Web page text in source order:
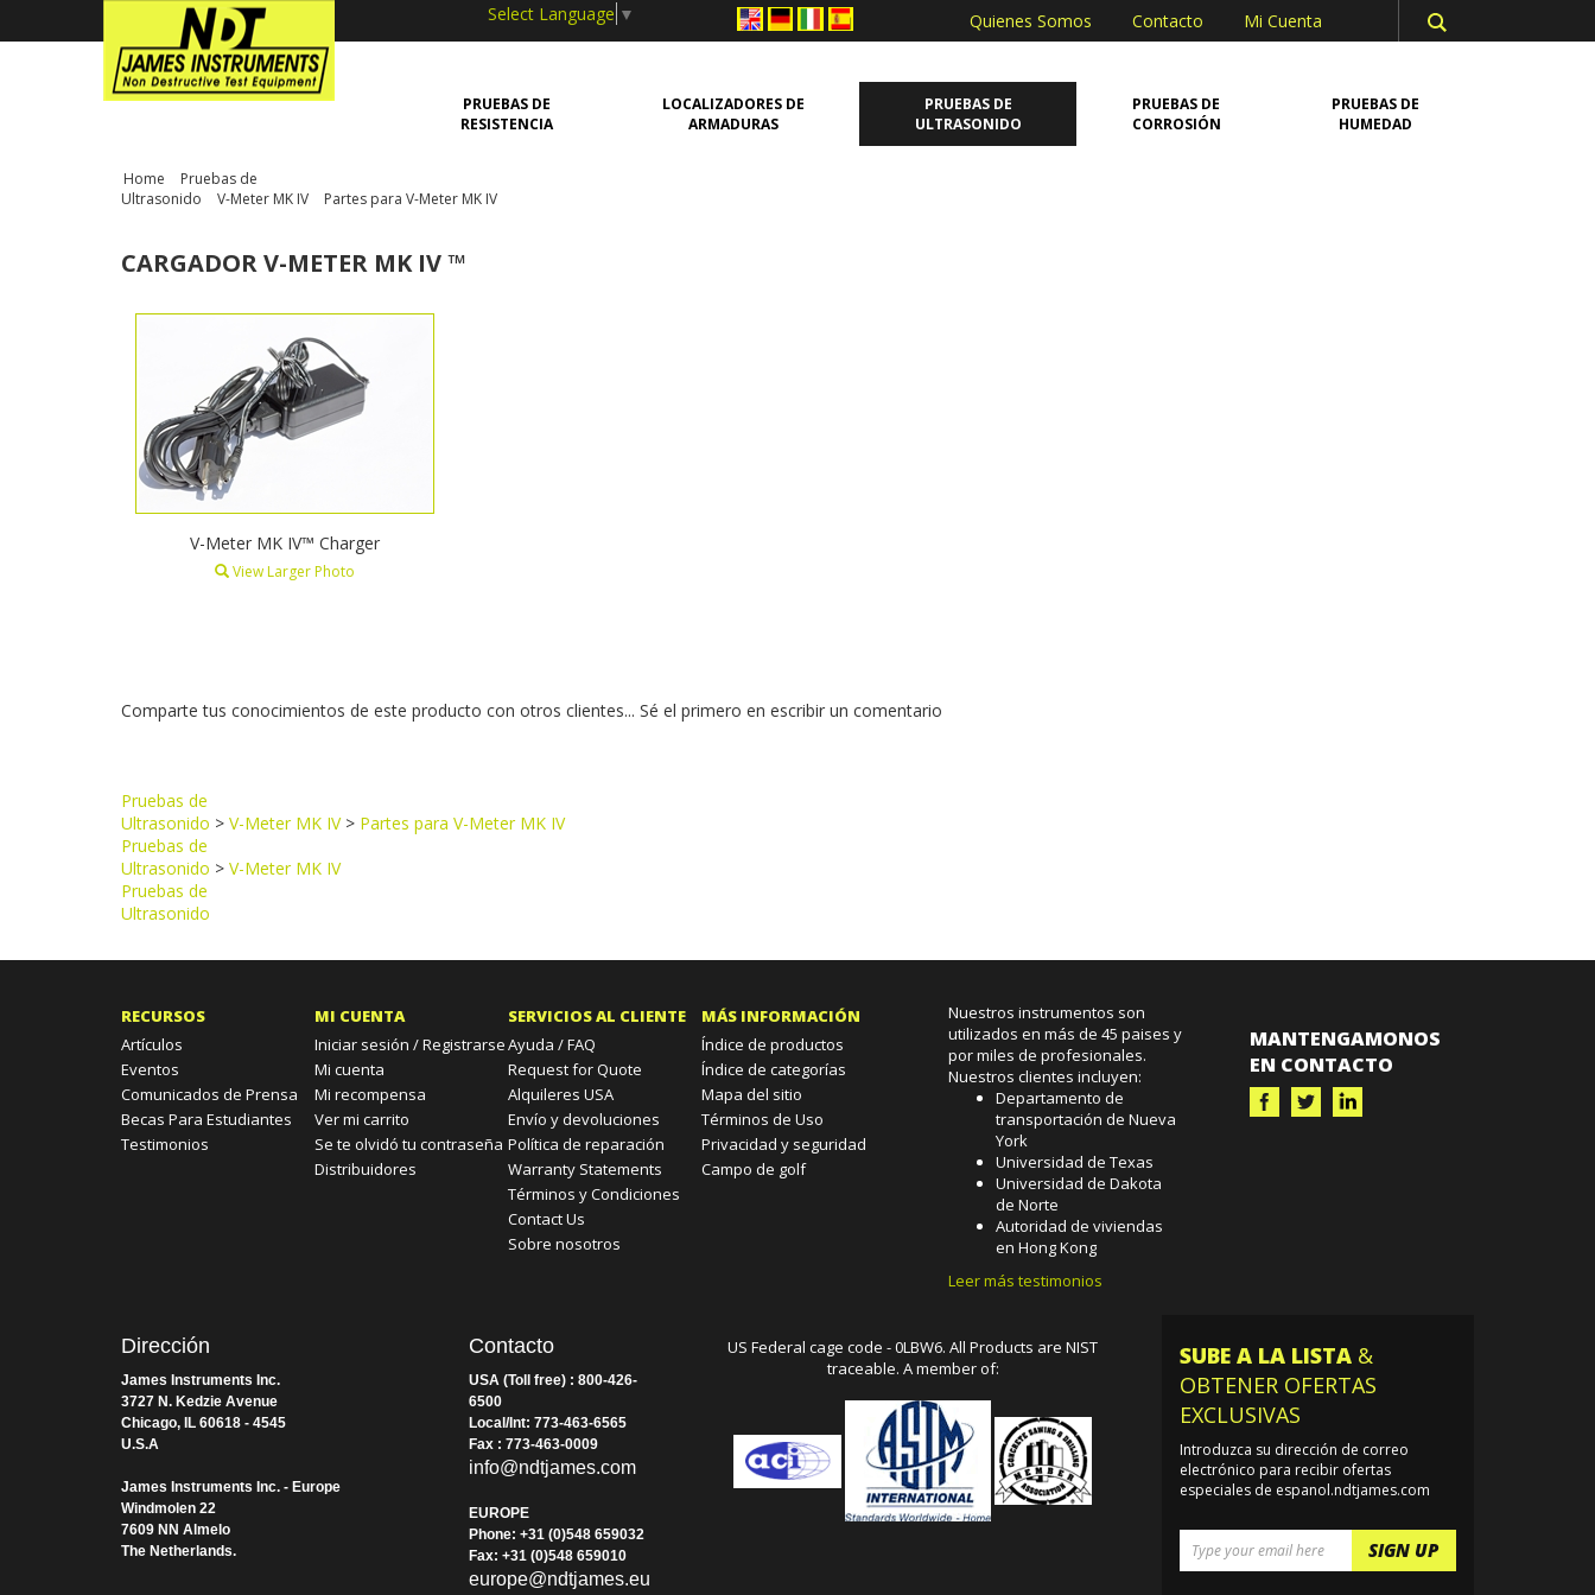
Select Language ▼ Quienes Somos Contacto Mi Cuenta
PRUEBAS DE
RESISTENCIA
LOCALIZADORES DE
ARMADURAS
PRUEBAS DE
ULTRASONIDO
PRUEBAS DE
CORROSIÓN
PRUEBAS DE
HUMEDAD
Home
Pruebas de
Ultrasonido
V-Meter MK IV Partes para V-Meter MK IV
CARGADOR V-METER MK IV ™
V-Meter MK IV™ Charger
View Larger Photo
Comparte tus conocimientos de este producto con otros clientes... Sé el primero en escribir un comentario
Pruebas de
Ultrasonido > V-Meter MK IV> Partes para V-Meter MK IV
Pruebas de
Ultrasonido > V-Meter MK IV
Pruebas de
Ultrasonido
RECURSOS
Artículos
Eventos
Comunicados de Prensa
Becas Para Estudiantes
Testimonios
MI CUENTA
Iniciar sesión / Registrarse
Mi cuenta
Mi recompensa
Ver mi carrito
Se te olvidó tu contraseña
Distribuidores
SERVICIOS AL CLIENTE
Ayuda / FAQ
Request for Quote
Alquileres USA
Envío y devoluciones
Política de reparación
Warranty Statements
Términos y Condiciones
Contact Us
Sobre nosotros
MÁS INFORMACIÓN
Índice de productos
Índice de categorías
Mapa del sitio
Términos de Uso
Privacidad y seguridad
Campo de golf
Nuestros instrumentos son
utilizados en más de 45 paises y
por miles de profesionales.
Nuestros clientes incluyen:
Departamento de
transportación de Nueva
York
Universidad de Texas
Universidad de Dakota
de Norte
Autoridad de viviendas
en Hong Kong
Leer más testimonios
MANTENGAMONOS
EN CONTACTO
Dirección
James Instruments Inc.
3727 N. Kedzie Avenue
Chicago, IL 60618 - 4545
U.S.A
James Instruments Inc. - Europe
Windmolen 22
7609 NN Almelo
The Netherlands.
Contacto
USA (Toll free) : 800-426-
6500
Local/Int: 773-463-6565
Fax : 773-463-0009
info@ndtjames.com
EUROPE
Phone: +31 (0)548 659032
Fax: +31 (0)548 659010
europe@ndtjames.eu
US Federal cage code - 0LBW6. All Products are NIST
traceable. A member of:
SUBE A LA LISTA &
OBTENER OFERTAS
EXCLUSIVAS
Introduzca su dirección de correo
electrónico para recibir ofertas
especiales de espanol.ndtjames.com